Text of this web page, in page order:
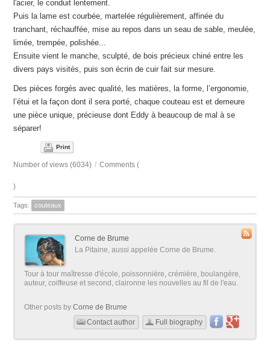
l'acier, le conduit lentement.
Puis la lame est courbée, martelée régulièrement, affinée du
tranchant, réchauffée, mise au repos dans un seau de sable, meulée,
limée, trempée, polishée...
Ensuite vient le manche, sculpté, de bois précieux chiné entre les
divers pays visités, puis son écrin de cuir fait sur mesure.
Des pièces forgés avec qualité, les matières, la forme, l’ergonomie,
l’étui et la façon dont il sera porté, chaque couteau est et demeure
une pièce unique, précieuse dont Eddy à beaucoup de mal à se
séparer!
Print
Number of views (6034) / Comments (
)
Tags: couteaux
Corne de Brume
La Pitaine, aussi appelée Corne de Brume.
Tour à tour maîtresse d'école, poissonnière, crémière, boulangère,
auteur, coiffeuse et second, claironne les nouvelles au fil de l'eau.
Other posts byCorne de Brume
Contact author
Full biography